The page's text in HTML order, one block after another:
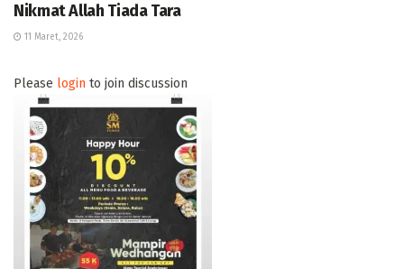
Nikmat Allah Tiada Tara
11 Maret, 2026
Please login to join discussion